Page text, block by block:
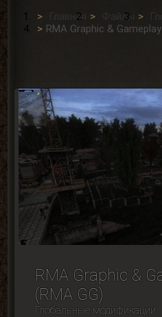
Главная Файлы
RMA Graphic &
RMA Graphic &
(RMA GG)
Глобальные модификации